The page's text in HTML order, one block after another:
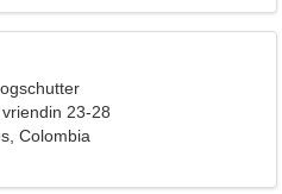
23-28
Colombia